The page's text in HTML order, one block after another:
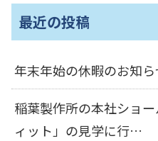
最近の投稿
年末年始の休暇のお知ら
稲葉製作所の本社ショ
ィット」の見学に行…